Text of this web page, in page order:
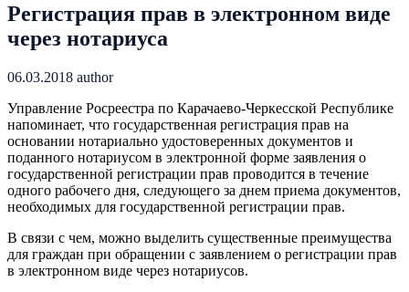
Регистрация прав в электронном виде
через нотариуса
06.03.2018 author
Управление Росреестра по Карачаево-Черкесской Республике
напоминает, что государственная регистрация прав на
основании нотариально удостоверенных документов и
поданного нотариусом в электронной форме заявления о
государственной регистрации прав проводится в течение
одного рабочего дня, следующего за днем приема документов,
необходимых для государственной регистрации прав.
В связи с чем, можно выделить существенные преимущества
для граждан при обращении с заявлением о регистрации прав
в электронном виде через нотариусов.